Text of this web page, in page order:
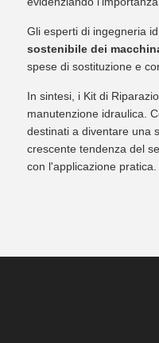
Gli esperti di ingegneria
sostenibile dei
spese di sostituzione e
In sintesi, i Kit di
manutenzione idraulica.
destinati a diventare una
crescente tendenza del
con l'applicazione pratica.